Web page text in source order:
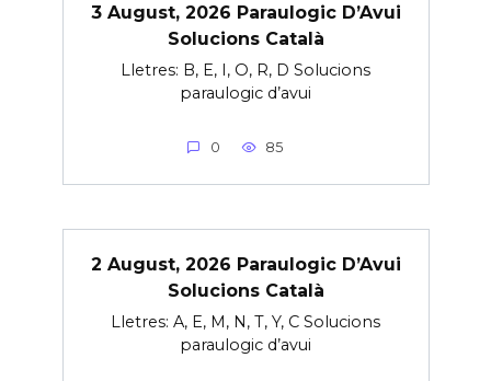
3 August, 2026 Paraulogic D’Avui
Solucions Català
Lletres: B, E, I, O, R, D Solucions
paraulogic d’avui
0 85
2 August, 2026 Paraulogic D’Avui
Solucions Català
Lletres: A, E, M, N, T, Y, C Solucions
paraulogic d’avui